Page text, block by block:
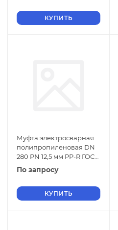
КУПИТЬ
Муфта электросварная
полипропиленовая DN
280 PN 12,5 мм PP-R ГОСТ
32415-2013
По запросу
КУПИТЬ